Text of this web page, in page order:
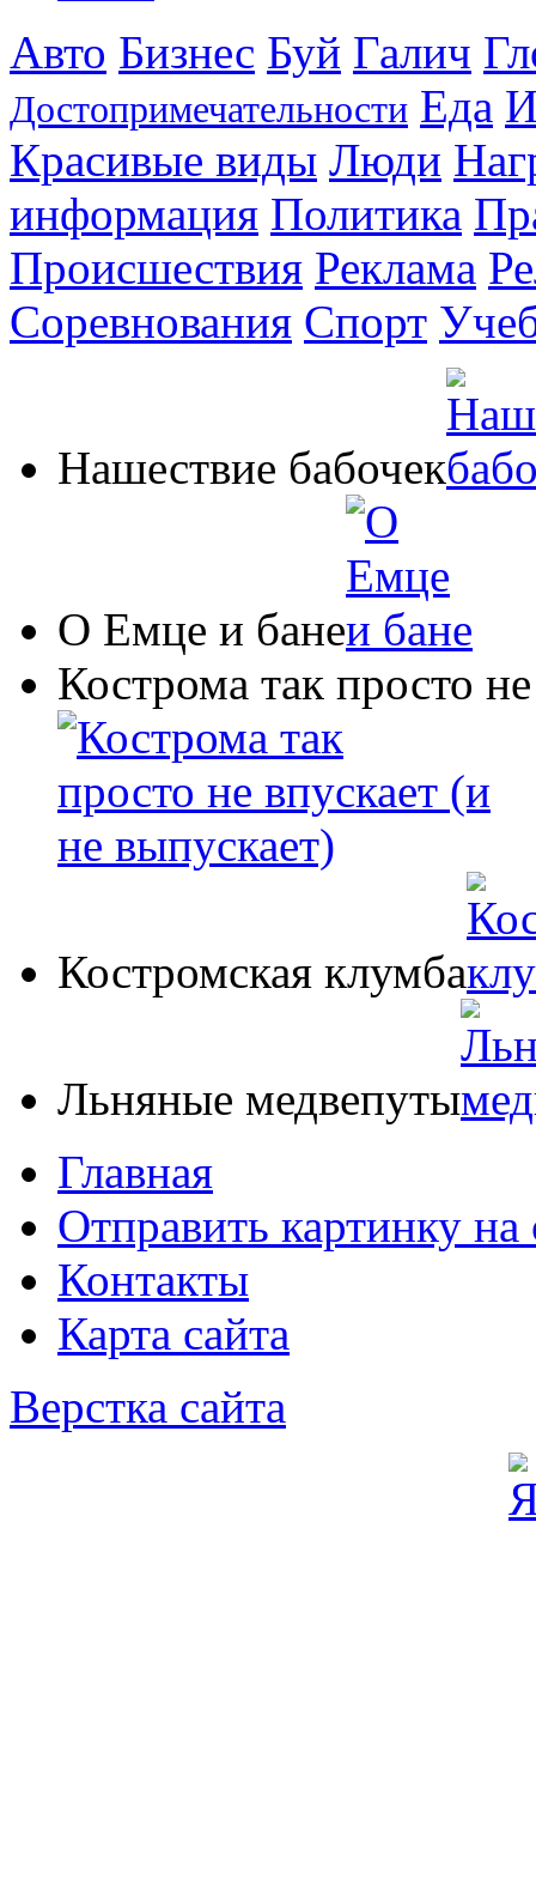
Авто Бизнес Буй Галич
Достопримечательности Еда
Красивые виды Люди
информация Политика
Происшествия Реклама
Соревнования Спорт
Нашествие бабочек
О Емце и бане
Кострома так просто
Костромская клумба
Льняные медвепуты
Главная
Отправить картинку на
Контакты
Карта сайта
Верстка сайта